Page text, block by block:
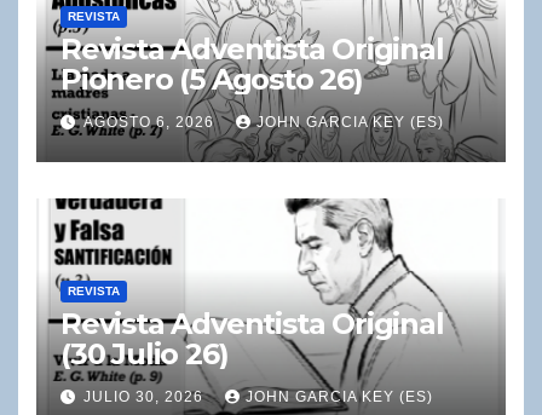
REVISTA
Revista Adventista Original
Pionero (5 Agosto 26)
AGOSTO 6, 2026 JOHN GARCIA KEY (ES)
REVISTA
Revista Adventista Original
(30 Julio 26)
JULIO 30, 2026 JOHN GARCIA KEY (ES)